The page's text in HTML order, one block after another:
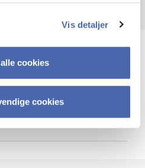
Vis detaljer
cookies
cookies